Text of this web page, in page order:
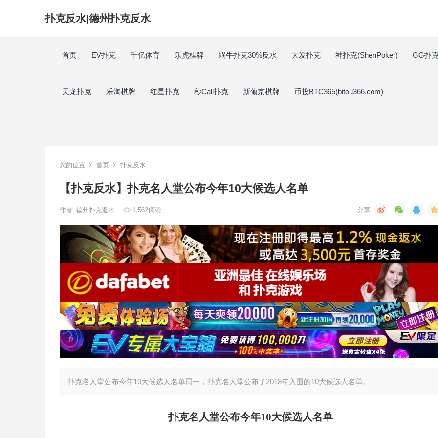
扑克反水|德州扑克反水
首页 EV扑克 千亿体育 乐虎棋牌 蜗牛扑克30%反水 大发扑克 神扑克(ShenPoker) GG扑
天龙扑克 乐淘棋牌 红星扑克 秒Call扑克 新葡京棋牌 币投BTC365(bitou366.com)
您的位置 首页 扑克反水
【扑克反水】扑克名人堂公布今年10大候选人名单
作者: 德州扑克返水 1,562阅读
扑克名人堂公布今年10大候选人名单周一，扑克名人堂公布了2018年入围的10大候选人名单。
扑克名人堂公布今年10大候选人名单